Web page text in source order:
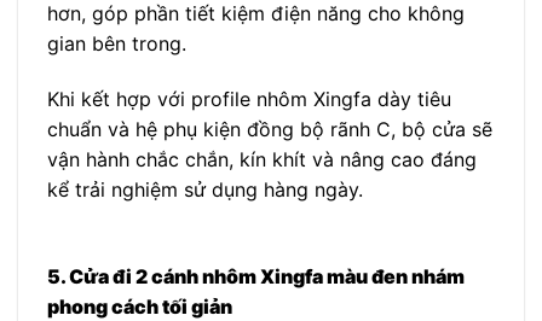
hơn, góp phần tiết kiệm điện năng cho không
gian bên trong.
Khi kết hợp với profile nhôm Xingfa dày tiêu
chuẩn và hệ phụ kiện đồng bộ rãnh C, bộ cửa sẽ
vận hành chắc chắn, kín khít và nâng cao đáng
kể trải nghiệm sử dụng hàng ngày.
5. Cửa đi 2 cánh nhôm Xingfa màu đen nhám
phong cách tối giản